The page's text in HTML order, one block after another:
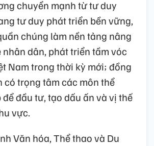
chuyển mạnh từ tư duy
tư duy phát triển bền vững,
chúng làm nền tảng nâng
dân, phát triển tầm vóc
Nam trong thời kỳ mới; đồng
có trọng tâm các môn thể
đầu tư, tạo dấu ấn và vị thế
vực.
Văn hóa, Thể thao và Du